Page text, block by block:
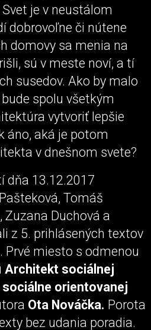
je v neustálom
dobrovoľne či nútene
domovy sa menia na
sú v meste noví, a tí
susedov. Ako by malo
spolu všetkým
vytvoriť lepšie
áno, aká je potom
v dnešnom svete?
dňa 13.12.2017
Tomáš
Zuzana Duchová a
z 5. prihlásených textov
Prvé miesto s odmenou
Architekt sociálnej
orientovanej
Ota Nováčka. Porota
bez udania poradia.